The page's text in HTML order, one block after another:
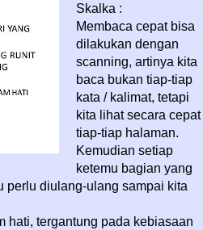
Skalka :
Membaca cepat bisa
dilakukan dengan
scanning, artinya kita
baca bukan tiap-tiap
kata / kalimat, tetapi
kita lihat secara cepat
tiap-tiap halaman.
Kemudian setiap
ketemu bagian yang
perlu diulang-ulang sampai kita
hati, tergantung pada kebiasaan